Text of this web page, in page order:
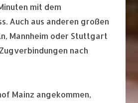
mit dem
Auch aus anderen großen
Mannheim oder Stuttgart
nach
Mainz angekommen,